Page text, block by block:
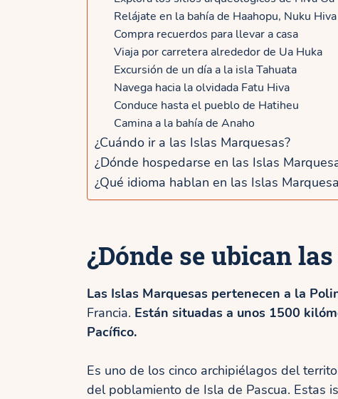
a
Relájate en la bahía de Haahopu, Nuku Hiva
Compra recuerdos para llevar a casa
Viaja por carretera alrededor de Ua Huka
Excursión de un día a la isla Tahuata
Navega hacia la olvidada Fatu Hiva
Conduce hasta el pueblo de Hatiheu
Camina a la bahía de Anaho
¿Cuándo ir a las Islas Marquesas?
¿Dónde hospedarse en las Islas
¿Qué idioma hablan en las Islas
¿Dónde se ubican
Las Islas Marquesas pertenecen a la
Francia. Están situadas a unos 1500
Pacífico.
Es uno de los cinco archipiélagos del
del poblamiento de Isla de Pascua. Estas